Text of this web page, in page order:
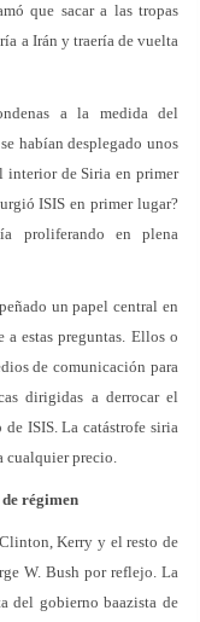
que sacar a las tropas
a Irán y traería de vuelta
a la medida del
habían desplegado unos
interior de Siria en primer
ISIS en primer lugar?
proliferando en plena
un papel central en
a estas preguntas. Ellos o
de comunicación para
dirigidas a derrocar el
ISIS. La catástrofe siria
cualquier precio.
régimen
Kerry y el resto de
W. Bush por reflejo. La
del gobierno baazista de